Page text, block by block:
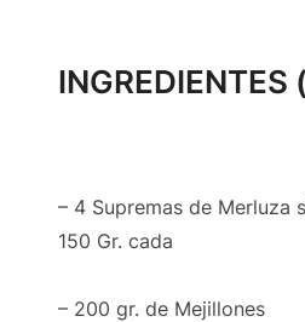
INGREDIENTES
– 4 Supremas de Merluza
150 Gr. cada
– 200 gr. de Mejillones